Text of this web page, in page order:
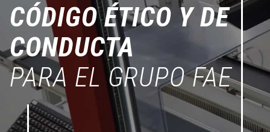
CÓDIGO ÉTICO Y DE
CONDUCTA
PARA EL GRUPO FAE